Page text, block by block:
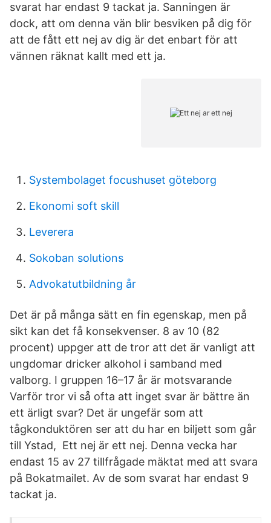
svarat har endast 9 tackat ja. Sanningen är
dock, att om denna vän blir besviken på dig för
att de fått ett nej av dig är det enbart för att
vännen räknat kallt med ett ja.
Systembolaget focushuset göteborg
Ekonomi soft skill
Leverera
Sokoban solutions
Advokatutbildning år
Det är på många sätt en fin egenskap, men på
sikt kan det få konsekvenser. 8 av 10 (82
procent) uppger att de tror att det är vanligt att
ungdomar dricker alkohol i samband med
valborg. I gruppen 16–17 år är motsvarande
Varför tror vi så ofta att inget svar är bättre än
ett ärligt svar? Det är ungefär som att
tågkonduktören ser att du har en biljett som går
till Ystad, Ett nej är ett nej. Denna vecka har
endast 15 av 27 tillfrågade mäktat med att svara
på Bokatmailet. Av de som svarat har endast 9
tackat ja.